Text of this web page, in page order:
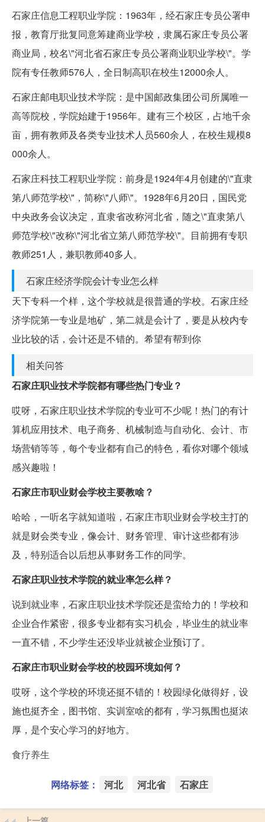
石家庄信息工程职业学院：1963年，经石家庄专员公署申
报，教育厅批复同意筹建商业学校，隶属石家庄专员公署
商业局，校名\"河北省石家庄专员公署商业职业学校\"。学
院有专任教师576人，全日制高职在校生12000余人。
石家庄邮电职业技术学院：是中国邮政集团公司所属唯一
高等院校，学院始建于1956年。建有三个校区，占地千余
亩，拥有教师及各类专业技术人员560余人，在校生规模8
000余人。
石家庄科技工程职业学院：前身是1924年4月创建的\"直隶
第八师范学校\"，简称\"八师\"。1928年6月20日，国民党
中央政务会议决定，直隶省改称河北省，随之\"直隶第八
师范学校\"改称\"河北省立第八师范学校\"。目前拥有专职
教师251人，兼职教师40多人。
石家庄经济学院会计专业怎么样
天下专科一个样，这个学校就是很普通的学校。石家庄经
济学院第一专业是地矿，第二就是会计了，要是从校内专
业比较的话，会计还是不错的。希望有帮到你
相关问答
石家庄职业技术学院都有哪些热门专业？
哎呀，石家庄职业技术学院的专业可不少呢！热门的有计
算机应用技术、电子商务、机械制造与自动化、会计、市
场营销等等，每个专业都有自己的特色，看你对哪个领域
感兴趣啦！
石家庄市职业财会学校主要教啥？
哈哈，一听名字就知道啦，石家庄市职业财会学校主打的
就是财会类专业，像会计、财务管理、审计这些都有涉
及，特别适合以后想从事财务工作的同学。
石家庄职业技术学院的就业率怎么样？
说到就业率，石家庄职业技术学院还是蛮给力的！学校和
企业合作紧密，很多专业都有实习机会，毕业生的就业率
一直不错，不少学生还没毕业就被企业预订了。
石家庄市职业财会学校的校园环境如何？
哎呀，这个学校的环境还挺不错的！校园绿化做得好，设
施也挺齐全，图书馆、实训室啥的都有，学习氛围也挺浓
厚，是个安心学习的好地方。
食疗养生
网络标签： 河北 河北省 石家庄